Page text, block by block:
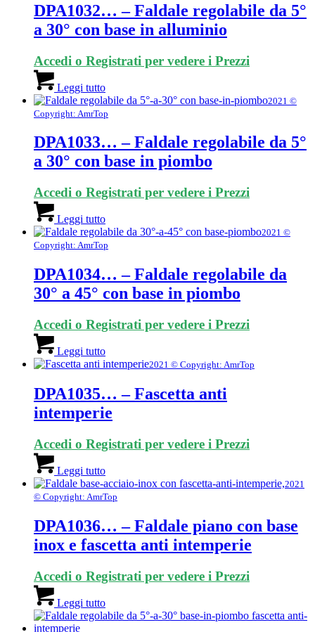
DPA1032… – Faldale regolabile da 5°
a 30° con base in alluminio
Accedi o Registrati per vedere i Prezzi
Leggi tutto
2021 ©
Copyright: AmrTop
DPA1033… – Faldale regolabile da 5°
a 30° con base in piombo
Accedi o Registrati per vedere i Prezzi
Leggi tutto
2021 ©
Copyright: AmrTop
DPA1034… – Faldale regolabile da
30° a 45° con base in piombo
Accedi o Registrati per vedere i Prezzi
Leggi tutto
2021 © Copyright: AmrTop
DPA1035… – Fascetta anti
intemperie
Accedi o Registrati per vedere i Prezzi
Leggi tutto
2021
© Copyright: AmrTop
DPA1036… – Faldale piano con base
inox e fascetta anti intemperie
Accedi o Registrati per vedere i Prezzi
Leggi tutto